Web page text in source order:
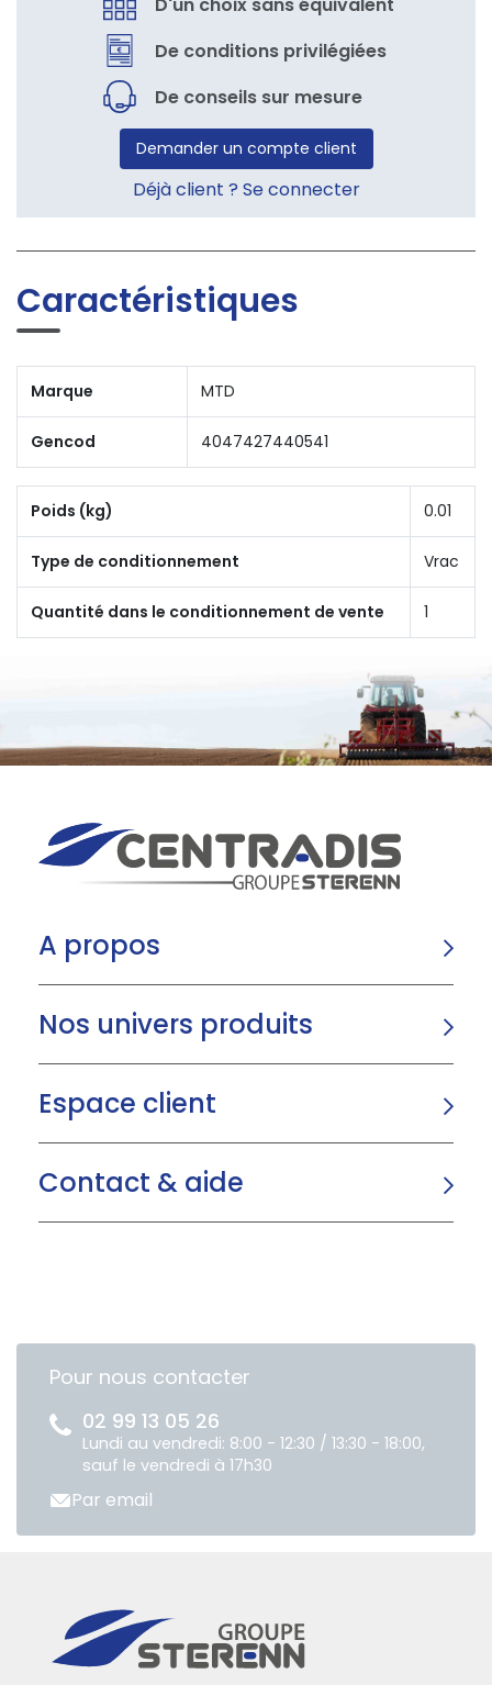
De conditions privilégiées
De conseils sur mesure
Demander un compte client
Déjà client ? Se connecter
Caractéristiques
Marque MTD
Gencod 4047427440541
Poids (kg) 0.01
Type de conditionnement Vrac
Quantité dans le conditionnement de vente 1
A propos
Nos univers produits
Espace client
Contact & aide
Pour nous contacter
02 99 13 05 26
Lundi au vendredi: 8:00 - 12:30 / 13:30 - 18:00,
sauf le vendredi à 17h30
Par email